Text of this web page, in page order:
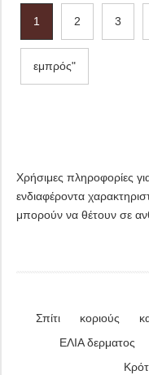
1 2 3
εμπρός"
Χρήσιμες πληροφορίες
ενδιαφέροντα
μπορούν να θέτουν σε
Σπίτι κοριούς
ΕΛΙΑ δερματος